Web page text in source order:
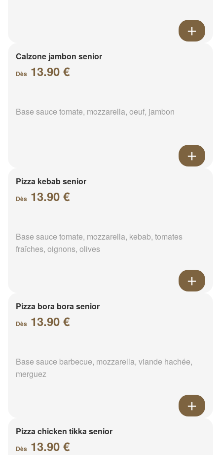
Calzone jambon senior
Dès 13.90 €
Base sauce tomate, mozzarella, oeuf, jambon
Pizza kebab senior
Dès 13.90 €
Base sauce tomate, mozzarella, kebab, tomates
fraîches, oignons, olives
Pizza bora bora senior
Dès 13.90 €
Base sauce barbecue, mozzarella, viande hachée,
merguez
Pizza chicken tikka senior
Dès 13.90 €